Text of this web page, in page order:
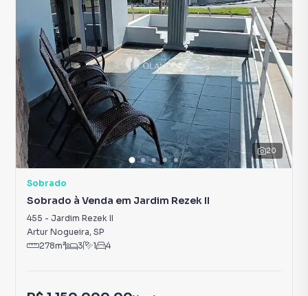
20
Sobrado
Sobrado à Venda em Jardim Rezek II
455 - Jardim Rezek II
Artur Nogueira, SP
278m² 3 1 4